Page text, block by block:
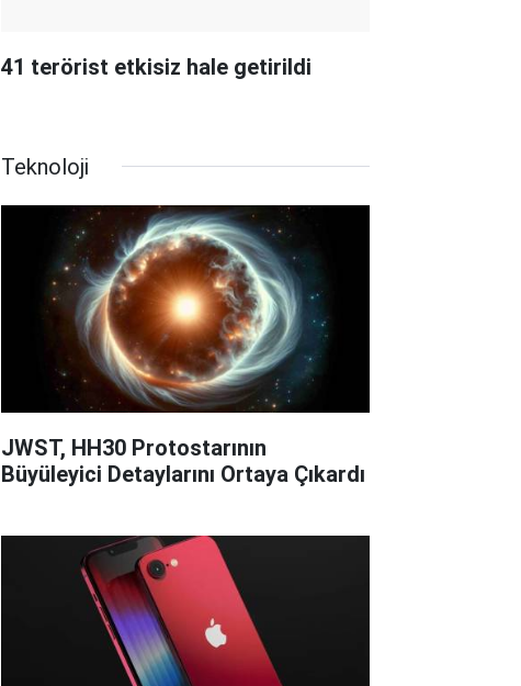
41 terörist etkisiz hale getirildi
Teknoloji
JWST, HH30 Protostarının
Büyüleyici Detaylarını Ortaya Çıkardı